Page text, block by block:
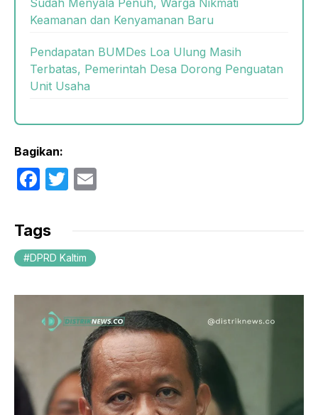
Sudah Menyala Penuh, Warga Nikmati
Keamanan dan Kenyamanan Baru
Pendapatan BUMDes Loa Ulung Masih
Terbatas, Pemerintah Desa Dorong Penguatan
Unit Usaha
Bagikan:
F
c
e
b
o
o
k
T
er
Tags
DPRD Kaltim